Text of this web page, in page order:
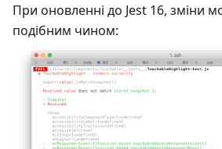
При оновленні до Jest 16, зміни
подібним чином: